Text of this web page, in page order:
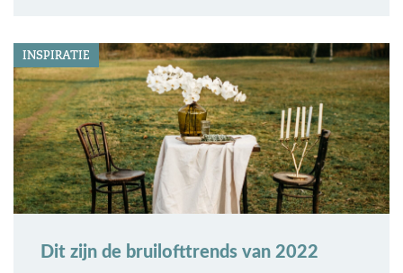
INSPIRATIE
Dit zijn de bruilofttrends van 2022